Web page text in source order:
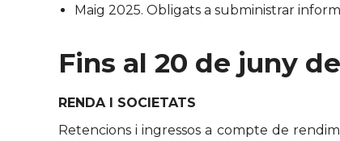
Maig 2025. Obligats a subministrar
Fins al 20 de juny
RENDA I SOCIETATS
Retencions i ingressos a compte de